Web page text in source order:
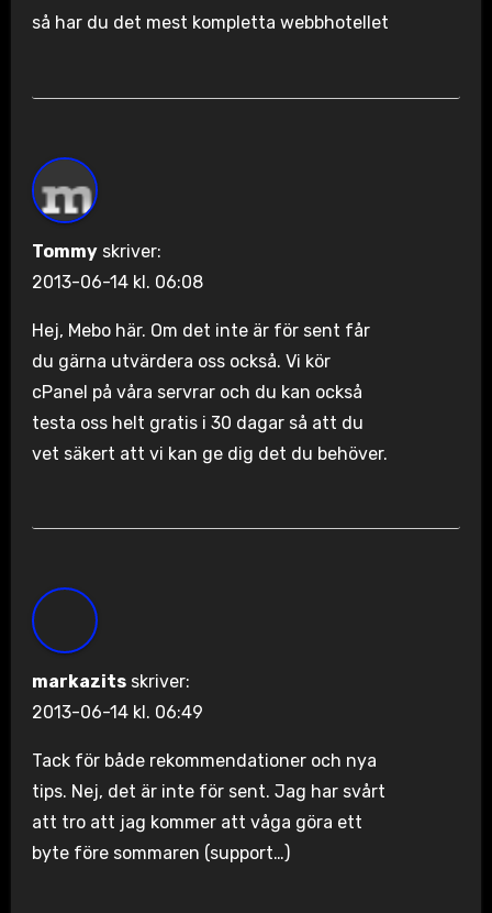
så har du det mest kompletta webbhotellet
Tommy skriver:
2013-06-14 kl. 06:08
Hej, Mebo här. Om det inte är för sent får
du gärna utvärdera oss också. Vi kör
cPanel på våra servrar och du kan också
testa oss helt gratis i 30 dagar så att du
vet säkert att vi kan ge dig det du behöver.
markazits skriver:
2013-06-14 kl. 06:49
Tack för både rekommendationer och nya
tips. Nej, det är inte för sent. Jag har svårt
att tro att jag kommer att våga göra ett
byte före sommaren (support…)